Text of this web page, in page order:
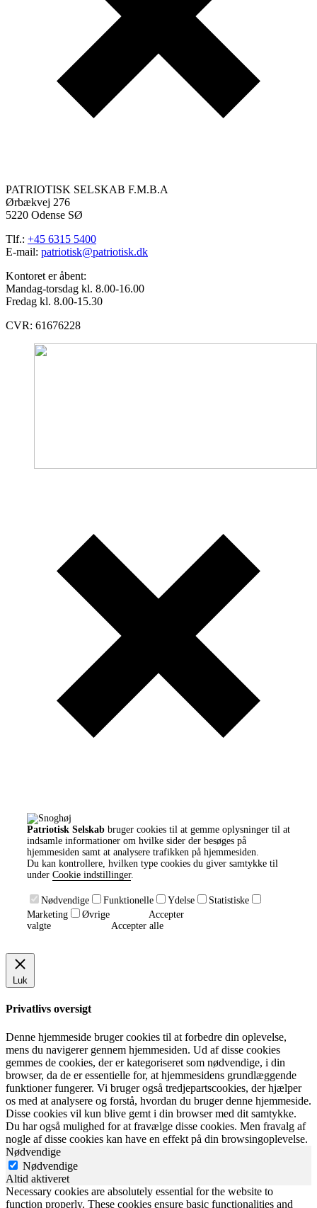
PATRIOTISK SELSKAB F.M.B.A
Ørbækvej 276
5220 Odense SØ
Tlf.: +45 6315 5400
E-mail: patriotisk@patriotisk.dk
Kontoret er åbent:
Mandag-torsdag kl. 8.00-16.00
Fredag kl. 8.00-15.30
CVR: 61676228
Patriotisk Selskab bruger cookies til at gemme oplysninger til at
indsamle informationer om hvilke sider der besøges på
hjemmesiden samt at analysere trafikken på hjemmesiden.
Du kan kontrollere, hvilken type cookies du giver samtykke til
under Cookie indstillinger.
Nødvendige Funktionelle Ydelse
Statistiske
Marketing
Øvrige
Accepter
valgte
Accepter alle
Luk
Privatlivs oversigt
Denne hjemmeside bruger cookies til at forbedre din oplevelse,
mens du navigerer gennem hjemmesiden. Ud af disse cookies
gemmes de cookies, der er kategoriseret som nødvendige, i din
browser, da de er essentielle for, at hjemmesidens grundlæggende
funktioner fungerer. Vi bruger også tredjepartscookies, der hjælper
os med at analysere og forstå, hvordan du bruger denne hjemmeside.
Disse cookies vil kun blive gemt i din browser med dit samtykke.
Du har også mulighed for at fravælge disse cookies. Men fravalg af
nogle af disse cookies kan have en effekt på din browsingoplevelse.
Nødvendige
Nødvendige
Altid aktiveret
Necessary cookies are absolutely essential for the website to
function properly. These cookies ensure basic functionalities and